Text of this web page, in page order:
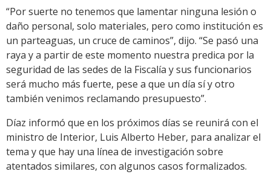
“Por suerte no tenemos que lamentar ninguna lesión o
daño personal, solo materiales, pero como institución es
un parteaguas, un cruce de caminos”, dijo. “Se pasó una
raya y a partir de este momento nuestra predica por la
seguridad de las sedes de la Fiscalía y sus funcionarios
será mucho más fuerte, pese a que un día sí y otro
también venimos reclamando presupuesto”.
Díaz informó que en los próximos días se reunirá con el
ministro de Interior, Luis Alberto Heber, para analizar el
tema y que hay una línea de investigación sobre
atentados similares, con algunos casos formalizados.